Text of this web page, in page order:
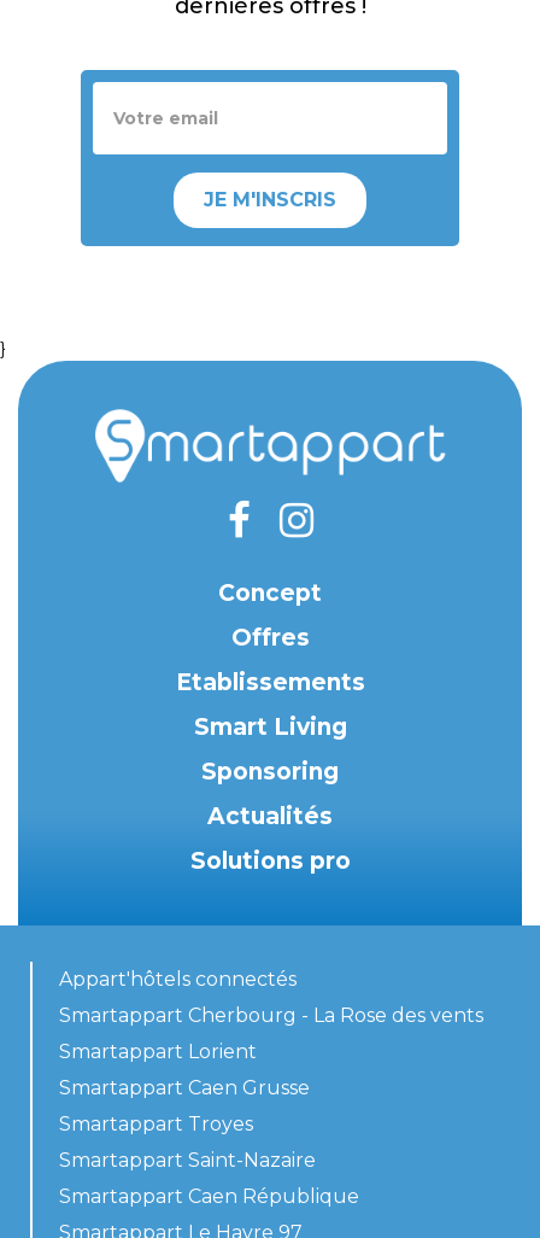
dernières offres !
JE M'INSCRIS
}
Concept
Offres
Etablissements
Smart Living
Sponsoring
Actualités
Solutions pro
Appart'hôtels connectés
Smartappart Cherbourg - La Rose des vents
Smartappart Lorient
Smartappart Caen Grusse
Smartappart Troyes
Smartappart Saint-Nazaire
Smartappart Caen République
Smartappart Le Havre 97